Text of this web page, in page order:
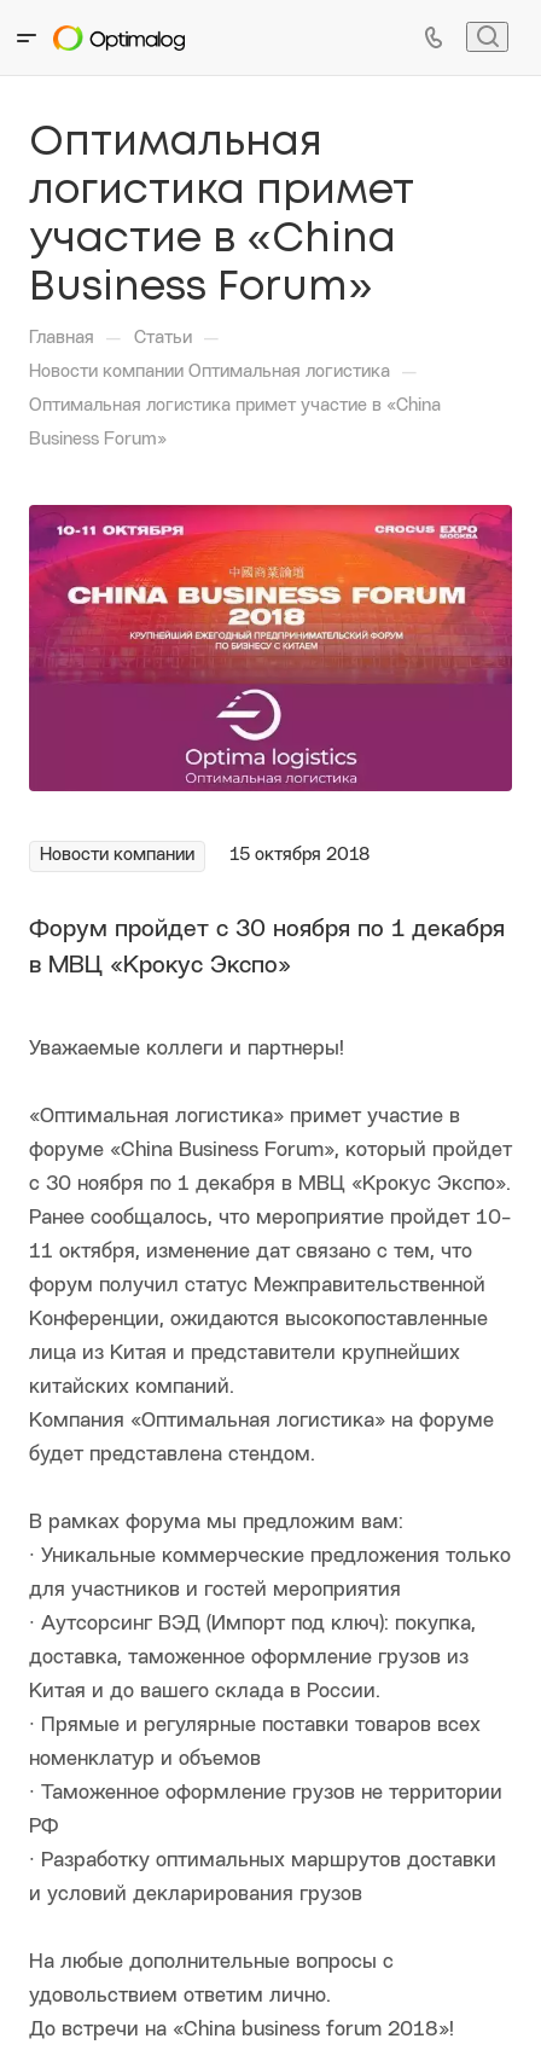
Оптимальная
логистика примет
участие в «China
Business Forum»
Главная — Статьи —
Новости компании Оптимальная логистика —
Оптимальная логистика примет участие в «China
Business Forum»
Новости компании 15 октября 2018
Форум пройдет с 30 ноября по 1 декабря
в МВЦ «Крокус Экспо»
Уважаемые коллеги и партнеры!
«Оптимальная логистика» примет участие в
форуме «China Business Forum», который пройдет
с 30 ноября по 1 декабря в МВЦ «Крокус Экспо».
Ранее сообщалось, что мероприятие пройдет 10-
11 октября, изменение дат связано с тем, что
форум получил статус Межправительственной
Конференции, ожидаются высокопоставленные
лица из Китая и представители крупнейших
китайских компаний.
Компания «Оптимальная логистика» на форуме
будет представлена стендом.
В рамках форума мы предложим вам:
∙ Уникальные коммерческие предложения только
для участников и гостей мероприятия
∙ Аутсорсинг ВЭД (Импорт под ключ): покупка,
доставка, таможенное оформление грузов из
Китая и до вашего склада в России.
∙ Прямые и регулярные поставки товаров всех
номенклатур и объемов
∙ Таможенное оформление грузов не территории
РФ
∙ Разработку оптимальных маршрутов доставки
и условий декларирования грузов
На любые дополнительные вопросы с
удовольствием ответим лично.
До встречи на «China business forum 2018»!